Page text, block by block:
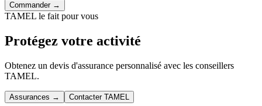
Commander →
TAMEL le fait pour vous
Protégez votre activité
Obtenez un devis d'assurance personnalisé avec les conseillers
TAMEL.
Assurances → Contacter TAMEL